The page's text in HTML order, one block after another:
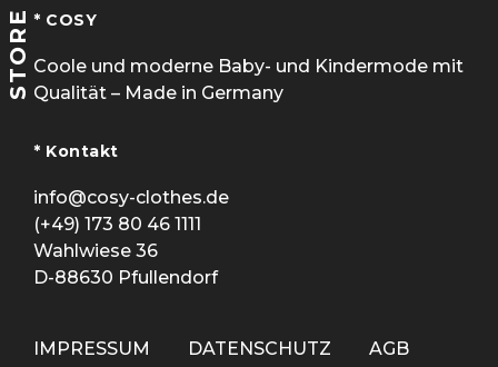
STORE * COSY
Coole und moderne Baby- und Kindermode mit
Qualität – Made in Germany
* Kontakt
info@cosy-clothes.de
(+49) 173 80 46 1111
Wahlwiese 36
D-88630 Pfullendorf
IMPRESSUM DATENSCHUTZ AGB